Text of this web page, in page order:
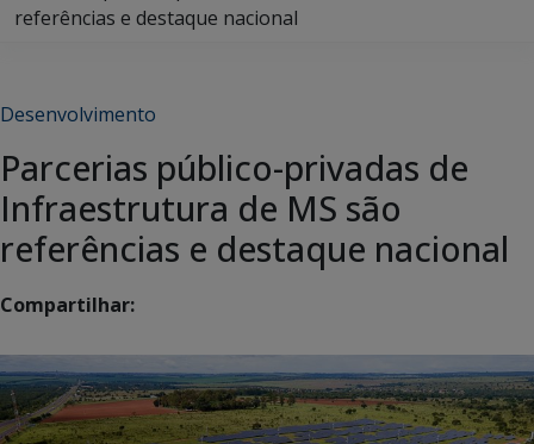
referências e destaque nacional
Desenvolvimento
Parcerias público-privadas de
Infraestrutura de MS são
referências e destaque nacional
Compartilhar: